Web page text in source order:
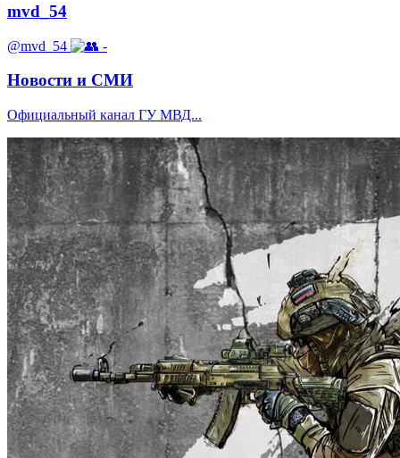
mvd_54
@mvd_54 -
Новости и СМИ
Официальный канал ГУ МВД...